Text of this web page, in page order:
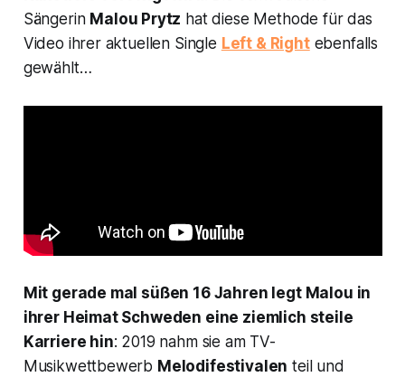
Sängerin Malou Prytz hat diese Methode für das
Video ihrer aktuellen Single Left & Rightebenfalls
gewählt…
Mit gerade mal süßen 16 Jahren legt Malou in
ihrer Heimat Schweden eine ziemlich steile
Karriere hin: 2019 nahm sie am TV-
Musikwettbewerb Melodifestivalen teil und